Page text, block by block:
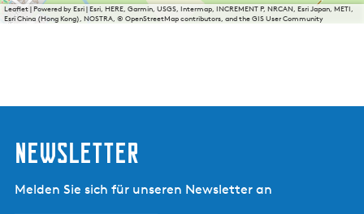
Leaflet|Powered by Esri | Esri, HERE, Garmin, USGS, Intermap, INCREMENT P, NRCAN, Esri Japan, METI,
Esri China (Hong Kong), NOSTRA, © OpenStreetMap contributors, and the GIS User Community
Newsletter
Melden Sie sich für unseren Newsletter an